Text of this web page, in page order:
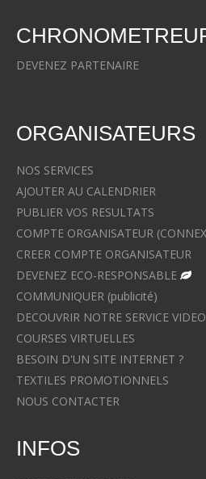
DEVENEZ PARTENAIRE
ORGANISATEURS
NOS SERVICES
AJOUTER AU CALENDRIER
PUBLIER VOS RESULTATS
COMPTE ORGANISATEUR
CREER COMPTE ORGANISATEUR
DEVENEZ ECO-RESPONSABLE
COMMUNIQUER (publicité)
DECOUVRIR NOTRE SERVICE VIDEO
COURSES VIRTUELLES
BESOIN D'UN SITE INTERNET ?
TEXTILES PROMOTIONNELS
NOUS CONTACTER
INFOS